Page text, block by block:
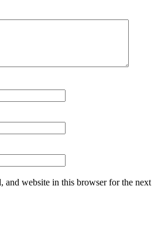
and website in this browser for the next